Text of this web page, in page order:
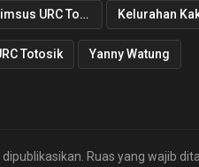
Katimsus URC Totosik
Totosik Yanny Watung
Ruas yang wajib